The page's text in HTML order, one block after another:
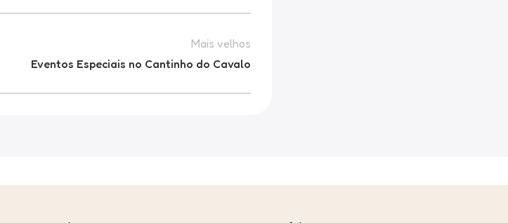
Mais velhos
Eventos Especiais no Cantinho do Cavalo